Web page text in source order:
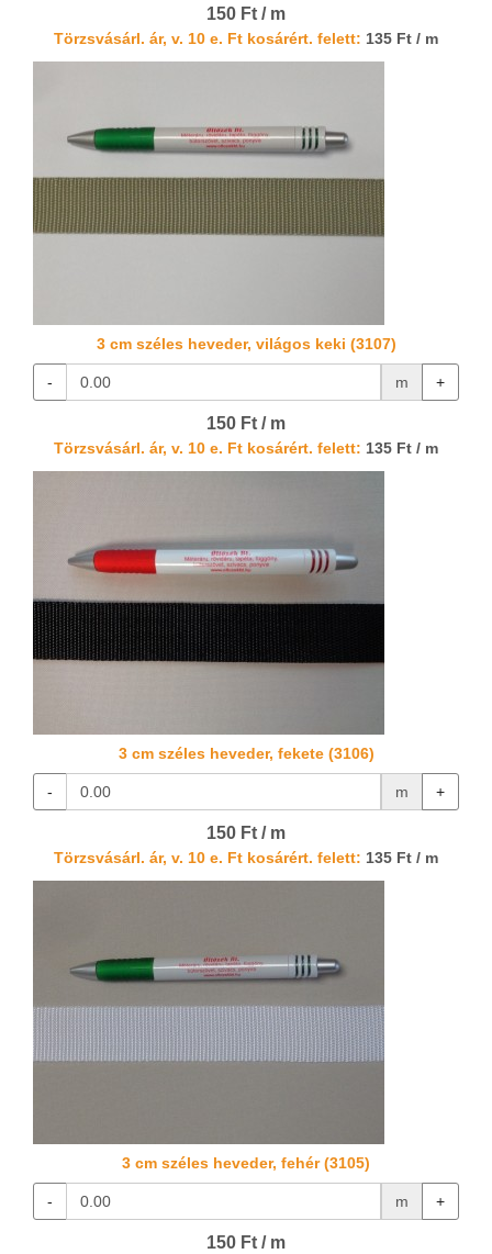
150 Ft / m
Törzsvásárl. ár, v. 10 e. Ft kosárért. felett: 135 Ft / m
3 cm széles heveder, világos keki (3107)
- m +
150 Ft / m
Törzsvásárl. ár, v. 10 e. Ft kosárért. felett: 135 Ft / m
3 cm széles heveder, fekete (3106)
- m +
150 Ft / m
Törzsvásárl. ár, v. 10 e. Ft kosárért. felett: 135 Ft / m
3 cm széles heveder, fehér (3105)
- m +
150 Ft / m